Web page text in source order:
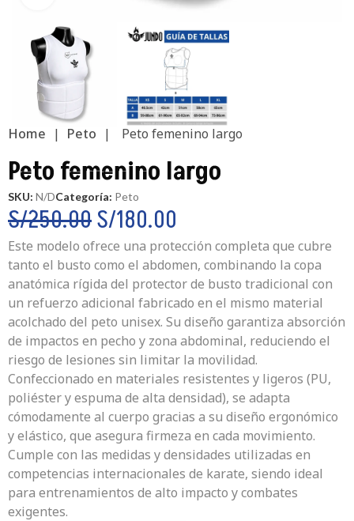
Home | Peto | Peto femenino largo
Peto femenino largo
SKU: N/DCategoría: Peto
S/250.00S/180.00
Este modelo ofrece una protección completa que cubre
tanto el busto como el abdomen, combinando la copa
anatómica rígida del protector de busto tradicional con
un refuerzo adicional fabricado en el mismo material
acolchado del peto unisex. Su diseño garantiza absorción
de impactos en pecho y zona abdominal, reduciendo el
riesgo de lesiones sin limitar la movilidad.
Confeccionado en materiales resistentes y ligeros (PU,
poliéster y espuma de alta densidad), se adapta
cómodamente al cuerpo gracias a su diseño ergonómico
y elástico, que asegura firmeza en cada movimiento.
Cumple con las medidas y densidades utilizadas en
competencias internacionales de karate, siendo ideal
para entrenamientos de alto impacto y combates
exigentes.